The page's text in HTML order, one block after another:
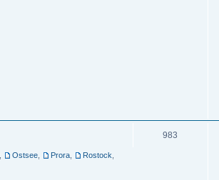
Ostsee Prora Rostock
983